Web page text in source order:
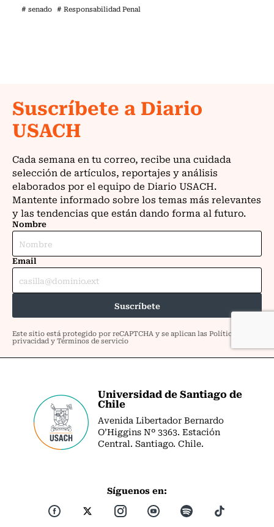
# senado # Responsabilidad Penal
Universidad de Santiago de
Chile
Avenida Libertador Bernardo
O’Higgins Nº 3363. Estación
Central. Santiago. Chile.
Síguenos en: